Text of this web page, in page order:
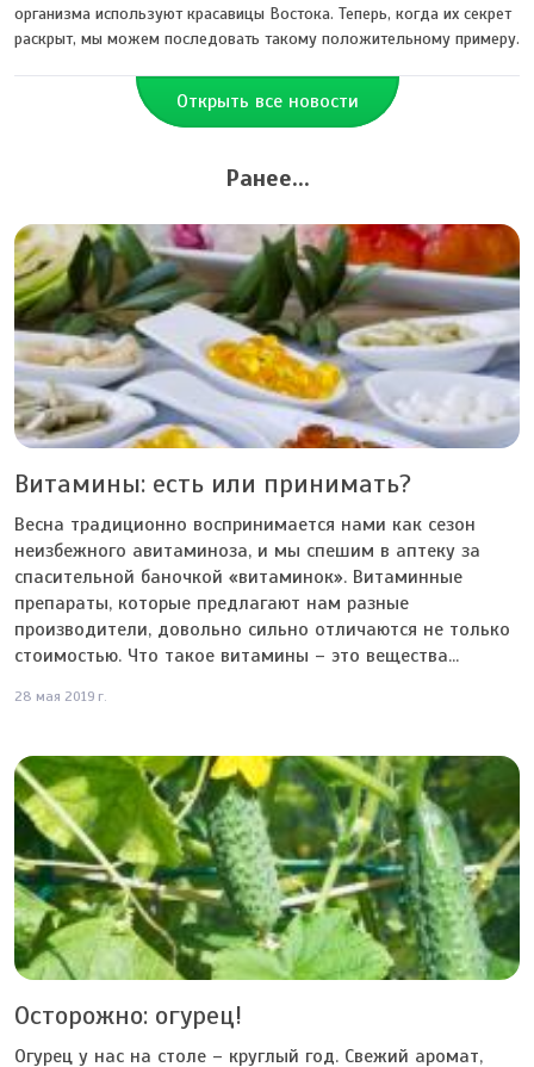
организма используют красавицы Востока. Теперь, когда их секрет
раскрыт, мы можем последовать такому положительному примеру.
Открыть все новости
Ранее...
Витамины: есть или принимать?
Весна традиционно воспринимается нами как сезон
неизбежного авитаминоза, и мы спешим в аптеку за
спасительной баночкой «витаминок». Витаминные
препараты, которые предлагают нам разные
производители, довольно сильно отличаются не только
стоимостью. Что такое витамины – это вещества...
28 мая 2019 г.
Осторожно: огурец!
Огурец у нас на столе – круглый год. Свежий аромат,